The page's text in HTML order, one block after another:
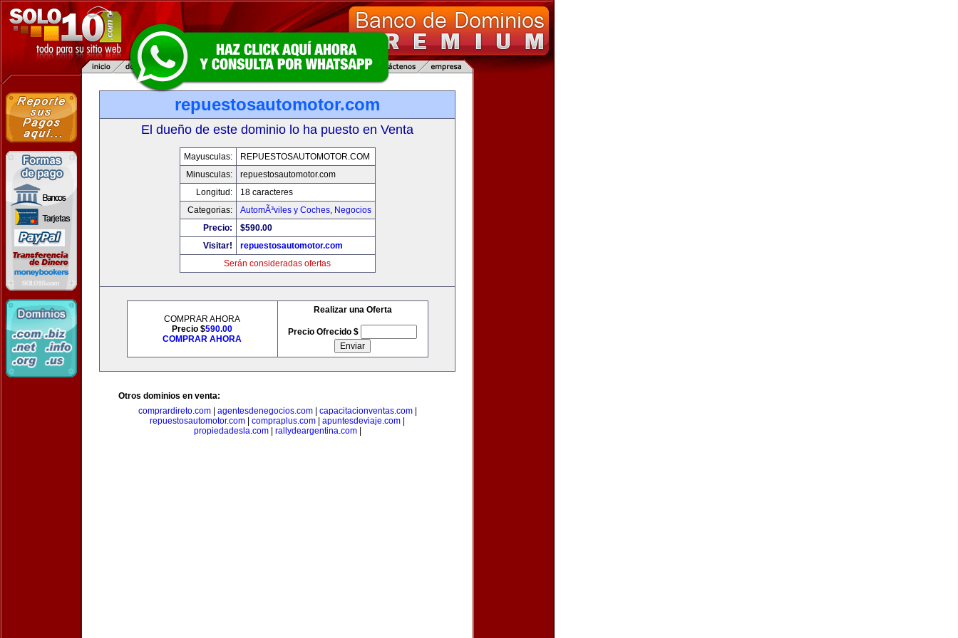
repuestosautomotor.com
El dueño de este dominio lo ha puesto en Venta
Mayusculas:
REPUESTOSAUTOMOTOR.COM
Minusculas:
repuestosautomotor.com
Longitud:
18 caracteres
Categorias:
AutomÃ³viles y Coches, Negocios
Precio:
$590.00
Visitar!
repuestosautomotor.com
Serán consideradas ofertas
COMPRAR AHORA
Precio $590.00
COMPRAR AHORA
Realizar una Oferta
Precio Ofrecido $
Otros dominios en venta:
comprardireto.com| agentesdenegocios.com| capacitacionventas.com|
repuestosautomotor.com
compraplus.com apuntesdeviaje.com
propiedadesla.com| rallydeargentina.com|